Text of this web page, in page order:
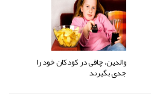
والدین، چاقی در کودکان خود را
جدی بگیرند